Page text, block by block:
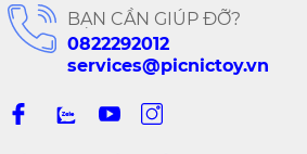
BẠN CẦN GIÚP ĐỠ?
0822292012
services@picnictoy.vn